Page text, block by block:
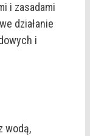
i zasadami
działanie
i
wodą,